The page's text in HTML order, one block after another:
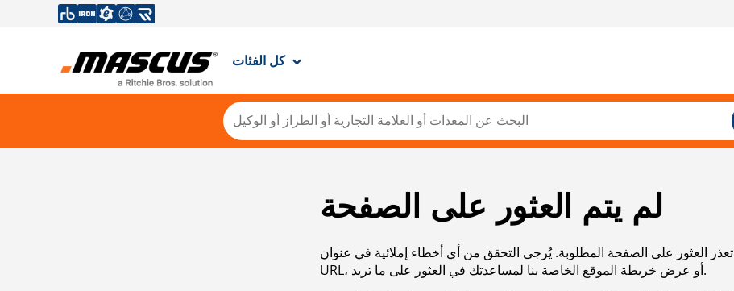
كل الفئات
لم يتم العثور على الصفحة
تعذر العثور على الصفحة المطلوبة. يُرجى التحقق من أي أخطاء إملائية في عنوان
URL، أو عرض خريطة الموقع الخاصة بنا لمساعدتك في العثور على ما تريد.